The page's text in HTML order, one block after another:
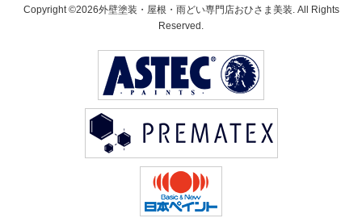
Copyright ©2026外壁塗装・屋根・雨どい専門店おひさま美装. All Rights
Reserved.